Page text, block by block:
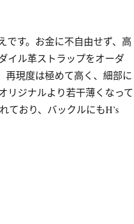
です。お金に不自由せず、高
イル革ストラップをオーダ
再現度は極めて高く、細部に
リジナルより若干薄くなって
ており、バックルにもH’s